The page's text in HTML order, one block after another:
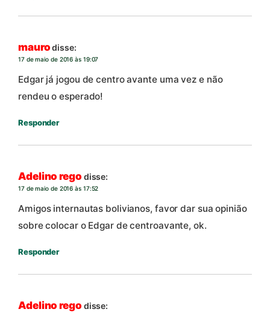
mauro disse:
17 de maio de 2016 às 19:07
Edgar já jogou de centro avante uma vez e não
rendeu o esperado!
Responder
Adelino rego disse:
17 de maio de 2016 às 17:52
Amigos internautas bolivianos, favor dar sua opinião
sobre colocar o Edgar de centroavante, ok.
Responder
Adelino rego disse: